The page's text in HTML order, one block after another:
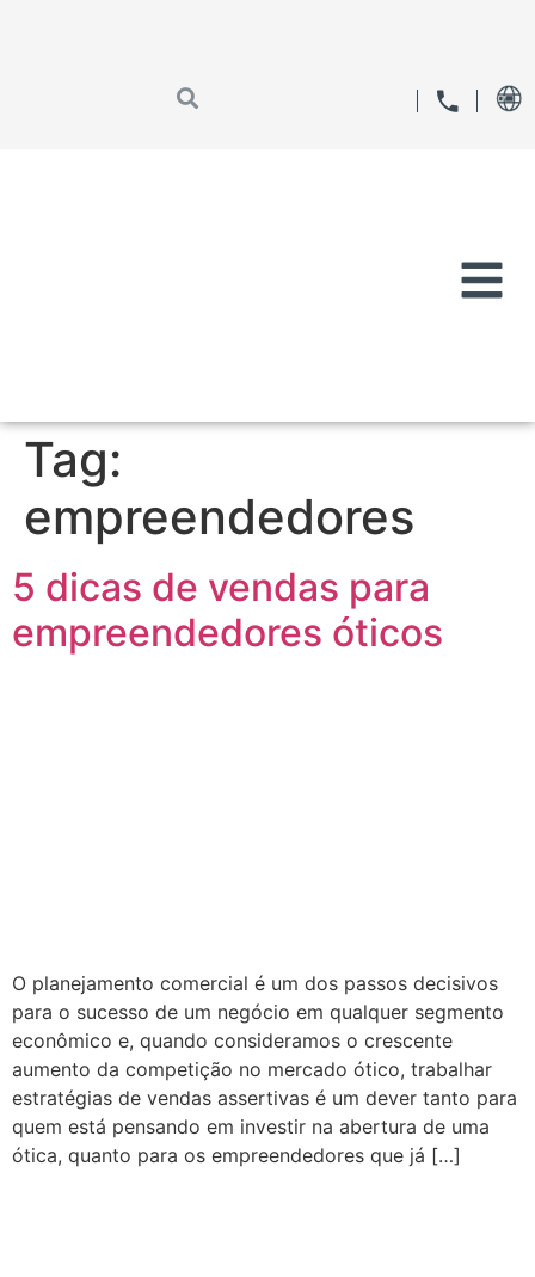
Tag:
empreendedores
5 dicas de vendas para
empreendedores óticos
O planejamento comercial é um dos passos decisivos
para o sucesso de um negócio em qualquer segmento
econômico e, quando consideramos o crescente
aumento da competição no mercado ótico, trabalhar
estratégias de vendas assertivas é um dever tanto para
quem está pensando em investir na abertura de uma
ótica, quanto para os empreendedores que já […]